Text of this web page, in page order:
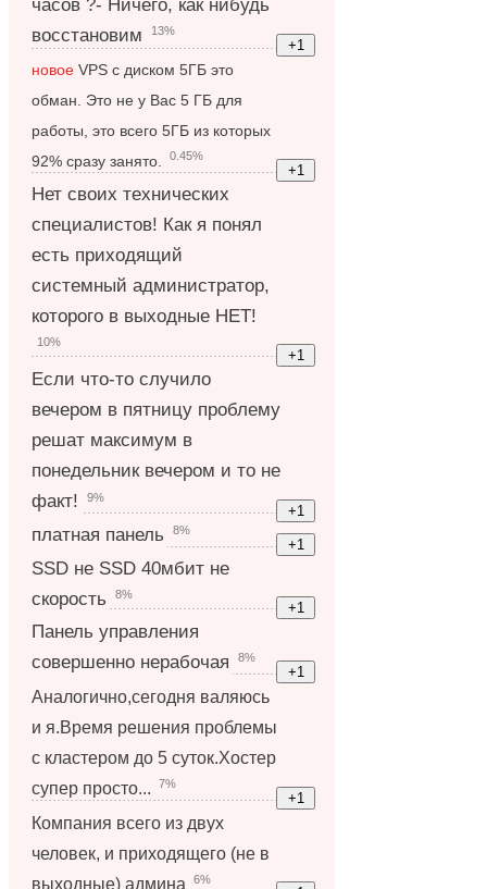
часов ?- Ничего, как нибудь
восстановим
13%
новоеVPS с диском 5ГБ это
обман. Это не у Вас 5 ГБ для
работы, это всего 5ГБ из которых
92% сразу занято.
0.45%
Нет своих технических
специалистов! Как я понял
есть приходящий
системный администратор,
которого в выходные НЕТ!
10%
Если что-то случило
вечером в пятницу проблему
решат максимум в
понедельник вечером и то не
факт!
9%
платная панель 8%
SSD не SSD 40мбит не
скорость
8%
Панель управления
совершенно нерабочая
8%
Аналогично,сегодня валяюсь
и я.Время решения проблемы
с кластером до 5 суток.Хостер
супер просто...
7%
Компания всего из двух
человек, и приходящего (не в
выходные) админа
6%